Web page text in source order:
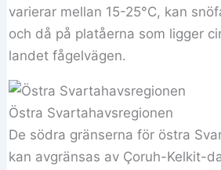
varierar mellan 15-25°C, kan
och då på platåerna som ligger
landet fågelvägen.
Östra Svartahavsregionen
De södra gränserna för östra
kan avgränsas av Çoruh-Kelkit-